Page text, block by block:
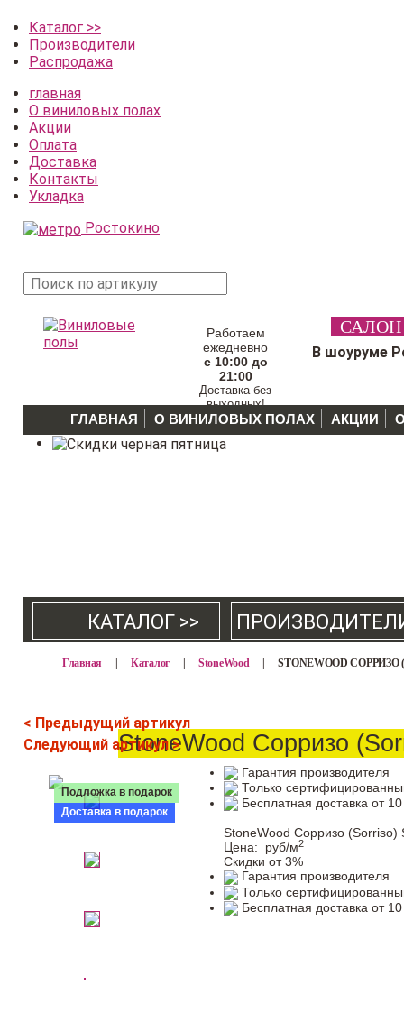
Каталог >>
Производители
Распродажа
главная
О виниловых полах
Акции
Оплата
Доставка
Контакты
Укладка
Ростокино
Работаем
ежедневно
с 10:00 до
21:00
Доставка без
выходных!
В шоуруме
ГЛАВНАЯ О ВИНИЛОВЫХ ПОЛАХ АКЦИИ
КАТАЛОГ >>
Главная | Каталог | StoneWood | STONEWOOD СОРРИЗО
< Предыдущий артикул
Следующий артикул >StoneWood Сорризо
Подложка в подарок
Доставка в подарок
Гарантия производителя
Только
Бесплатная доставка от
StoneWood Сорризо (Sorriso)
Цена:
руб/м2
Скидки от 3%
Гарантия производителя
Только
Бесплатная доставка от